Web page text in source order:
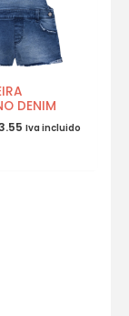
DENIM
Iva incluido